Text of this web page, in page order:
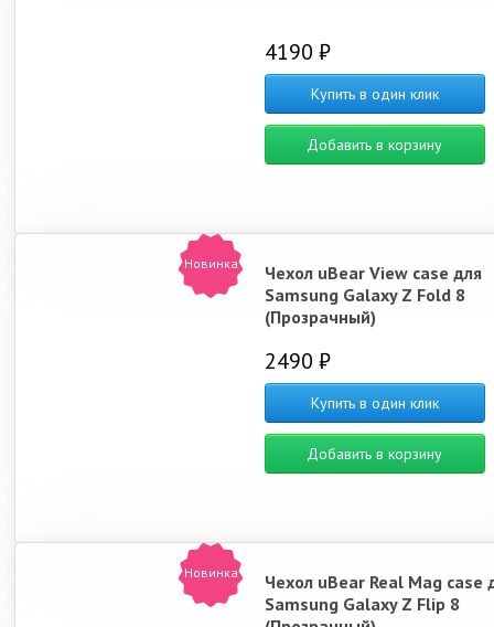
4190 ₽
Купить в один клик
Добавить в корзину
Новинка
Чехол uBear View case для
Samsung Galaxy Z Fold 8
(Прозрачный)
2490 ₽
Купить в один клик
Добавить в корзину
Новинка
Чехол uBear Real Mag case
Samsung Galaxy Z Flip 8